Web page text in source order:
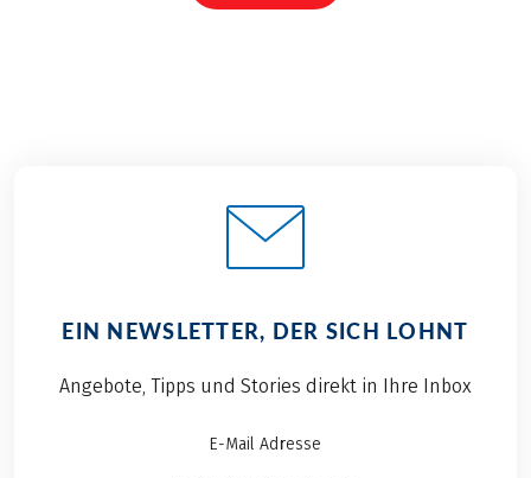
EIN NEWSLETTER, DER SICH LOHNT
Angebote, Tipps und Stories direkt in Ihre Inbox
E-Mail Adresse